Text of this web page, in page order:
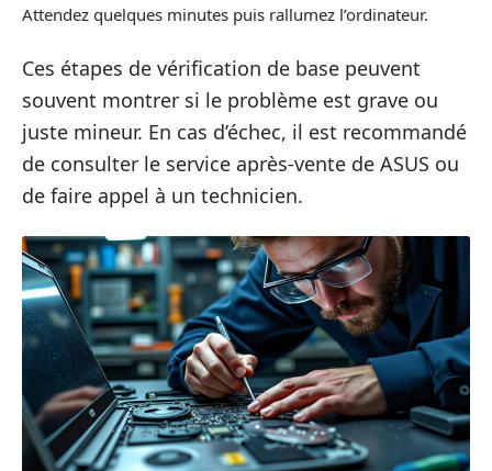
Attendez quelques minutes puis rallumez l’ordinateur.
Ces étapes de vérification de base peuvent
souvent montrer si le problème est grave ou
juste mineur. En cas d’échec, il est recommandé
de consulter le service après-vente de ASUS ou
de faire appel à un technicien.